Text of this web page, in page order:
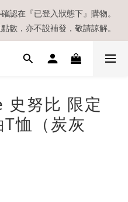
貨區以外的所有貨品都需要訂
認在『已登入狀態下』購物。
數，亦不設補發，敬請諒解。
際郵遞寄出後，本店只會以電
貨區以外的所有貨品都需要訂
史努比 限定
恤（炭灰